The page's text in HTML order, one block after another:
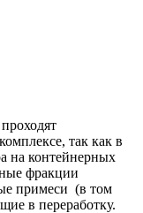
так как в
на контейнерных
фракции
примеси (в том
в переработку.